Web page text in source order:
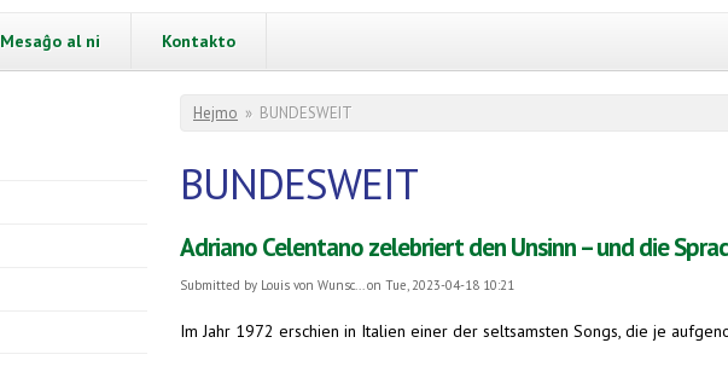
Mesaĝo al ni Kontakto
You are here
Hejmo » BUNDESWEIT
BUNDESWEIT
Adriano Celentano zelebriert den Unsinn – und die
Submitted by Louis von Wunsc...on Tue, 2023-04-18 10:21
Im Jahr 1972 erschien in Italien einer der seltsamsten Songs, die je